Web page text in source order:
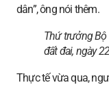
dân”, ông nói thêm.
Thứ trưởng Bộ
đất đai, ngày
Thực tế vừa qua,